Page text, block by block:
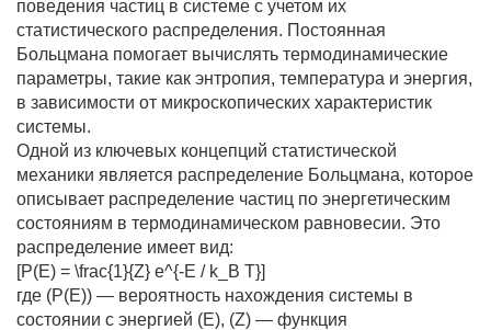
поведения частиц в системе с учетом их
статистического распределения. Постоянная
Больцмана помогает вычислять термодинамические
параметры, такие как энтропия, температура и энергия,
в зависимости от микроскопических характеристик
системы.
Одной из ключевых концепций статистической
механики является распределение Больцмана, которое
описывает распределение частиц по энергетическим
состояниям в термодинамическом равновесии. Это
распределение имеет вид:
[P(E) = \frac{1}{Z} e^{-E / k_B T}]
где (P(E)) — вероятность нахождения системы в
состоянии с энергией (E), (Z) — функция